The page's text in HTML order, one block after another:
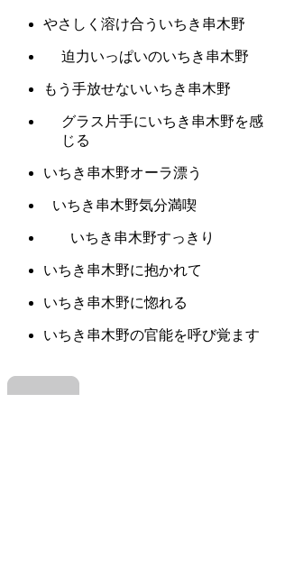
やさしく溶け合ういちき串木野
迫力いっぱいのいちき串木野
もう手放せないいちき串木野
グラス片手にいちき串木野を感
じる
いちき串木野オーラ漂う
いちき串木野気分満喫
いちき串木野すっきり
いちき串木野に抱かれて
いちき串木野に惚れる
いちき串木野の官能を呼び覚ます